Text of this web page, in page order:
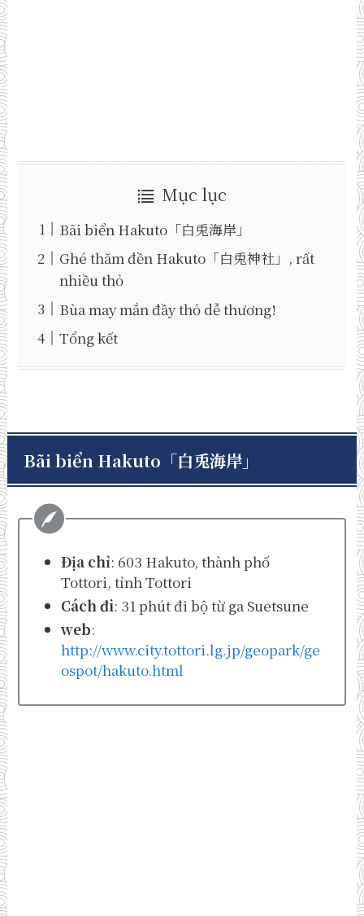
Mục lục
Bãi biển Hakuto「白兎海岸」
Ghé thăm đền Hakuto「白兎神社」, rất
nhiều thỏ
Bùa may mắn đầy thỏ dễ thương!
Tổng kết
Bãi biển Hakuto「白兎海岸」
Địa chỉ: 603 Hakuto, thành phố
Tottori, tỉnh Tottori
Cách đi: 31 phút đi bộ từ ga Suetsune
web:
http://www.city.tottori.lg.jp/geopark/ge
ospot/hakuto.html